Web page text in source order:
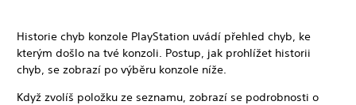
Historie chyb konzole PlayStation uvádí přehled chyb, ke
kterým došlo na tvé konzoli. Postup, jak prohlížet historii
chyb, se zobrazí po výběru konzole níže.
Když zvolíš položku ze seznamu, zobrazí se podrobnosti o